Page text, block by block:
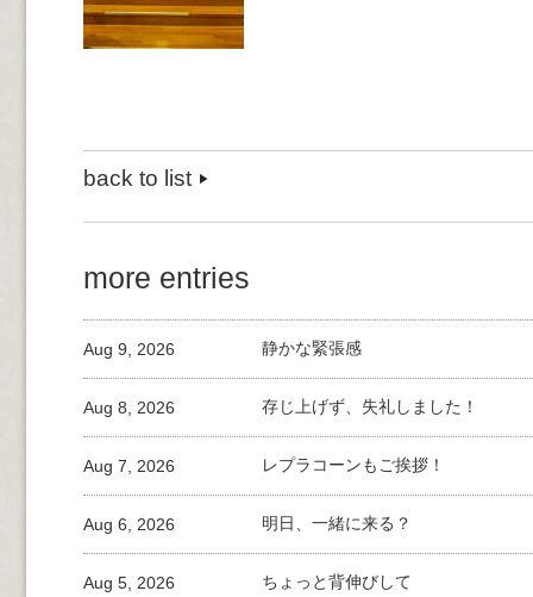
back to list
more entries
静かな緊張感
Aug 9, 2026
存じ上げず、失礼しました！
Aug 8, 2026
レプラコーンもご挨拶！
Aug 7, 2026
明日、一緒に来る？
Aug 6, 2026
ちょっと背伸びして
Aug 5, 2026